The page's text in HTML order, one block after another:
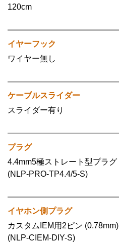
120cm
イヤーフック
ワイヤー無し
ケーブルスライダー
スライダー有り
プラグ
4.4mm5極ストレート型プラグ
(NLP-PRO-TP4.4/5-S)
イヤホン側プラグ
カスタムIEM用2ピン (0.78mm)
(NLP-CIEM-DIY-S)